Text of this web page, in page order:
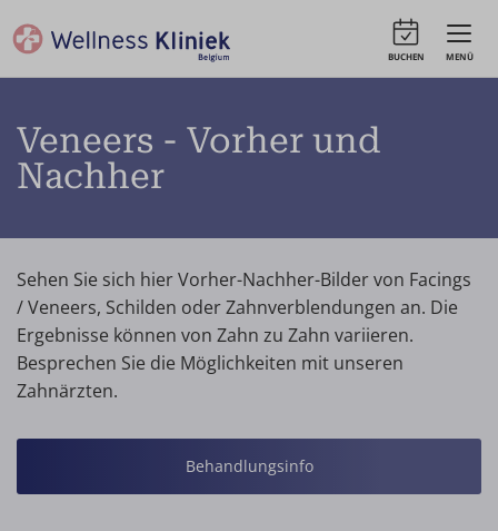
MENÜ
BUCHEN
Veneers - Vorher und
Nachher
Sehen Sie sich hier Vorher-Nachher-Bilder von Facings
/ Veneers, Schilden oder Zahnverblendungen an. Die
Ergebnisse können von Zahn zu Zahn variieren.
Besprechen Sie die Möglichkeiten mit unseren
Zahnärzten.
Behandlungsinfo